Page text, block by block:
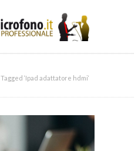
Tagged ‘Ipad adattatore hdmi‘